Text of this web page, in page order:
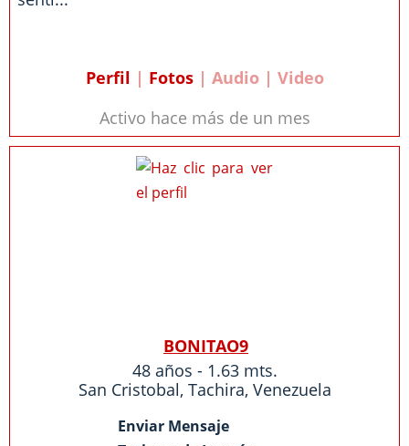
Perfil | Fotos| Audio | Video
Activo hace más de un mes
BONITAO9
48 años - 1.63 mts.
San Cristobal, Tachira, Venezuela
Enviar Mensaje